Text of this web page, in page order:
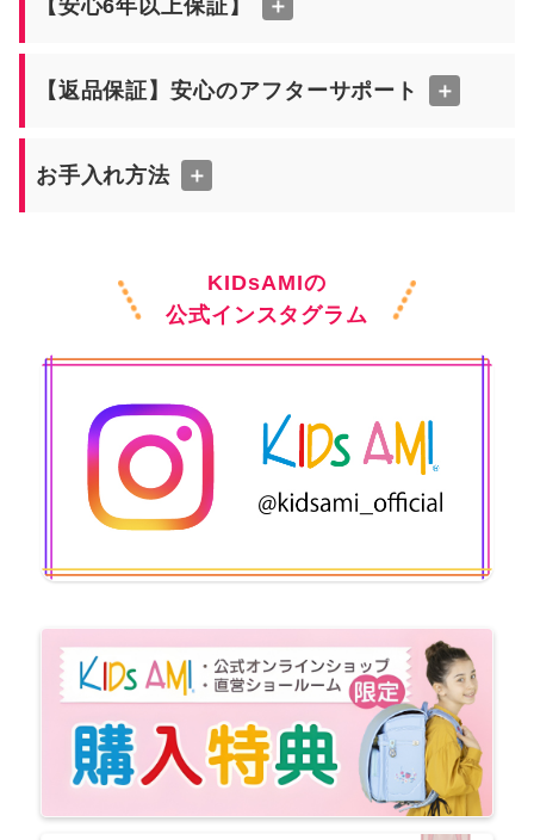
【安心6年以上保証】
＋
【返品保証】安心のアフターサポート ＋
お手入れ方法 ＋
KIDsAMIの
公式インスタグラム